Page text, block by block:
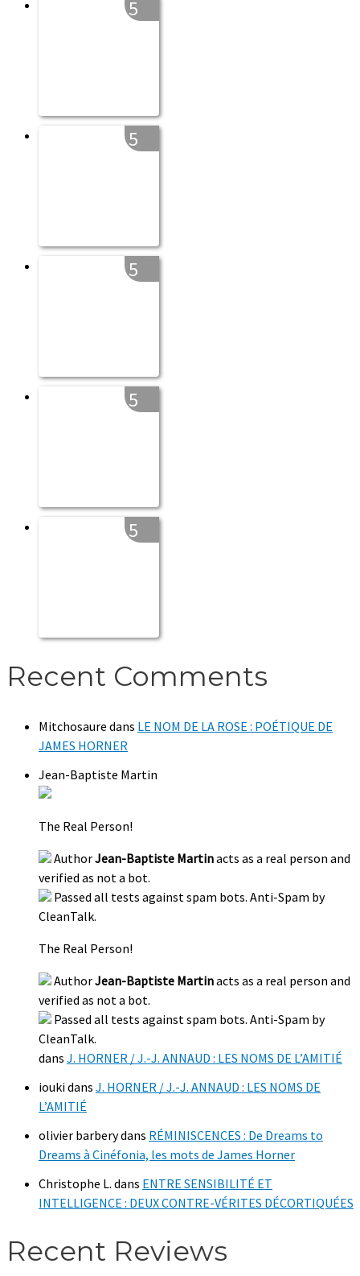
5
5
5
5
5
Recent Comments
Mitchosaure dans LE NOM DE LA ROSE : POÉTIQUE DE
JAMES HORNER
Jean-Baptiste Martin
The Real Person!
AuthorJean-Baptiste Martinacts as a real person and
verified as not a bot.
Passed all tests against spam bots. Anti-Spam by
CleanTalk.
The Real Person!
AuthorJean-Baptiste Martinacts as a real person and
verified as not a bot.
Passed all tests against spam bots. Anti-Spam by
CleanTalk.
dans J. HORNER / J.-J. ANNAUD : LES NOMS DE L’AMITIÉ
ioukidans J. HORNER / J.-J. ANNAUD : LES NOMS DE
L’AMITIÉ
olivier barberydans RÉMINISCENCES : De Dreams to
Dreams à Cinéfonia, les mots de James Horner
Christophe L. dans ENTRE SENSIBILITÉ ET
INTELLIGENCE : DEUX CONTRE-VÉRITES DÉCORTIQUÉES
Recent Reviews